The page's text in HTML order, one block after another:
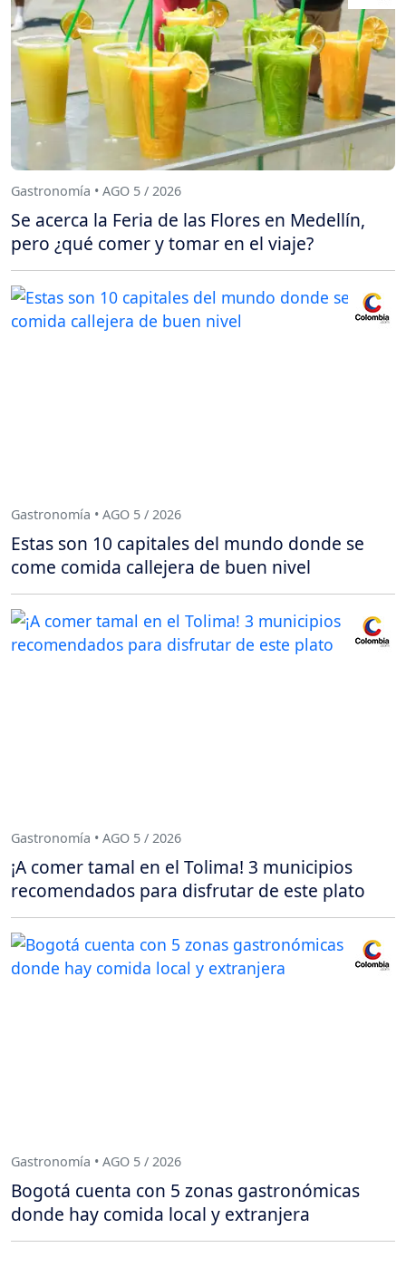
Gastronomía • AGO 5 / 2026
Se acerca la Feria de las Flores en Medellín,
pero ¿qué comer y tomar en el viaje?
Gastronomía • AGO 5 / 2026
Estas son 10 capitales del mundo donde se
come comida callejera de buen nivel
Gastronomía • AGO 5 / 2026
¡A comer tamal en el Tolima! 3 municipios
recomendados para disfrutar de este plato
Gastronomía • AGO 5 / 2026
Bogotá cuenta con 5 zonas gastronómicas
donde hay comida local y extranjera